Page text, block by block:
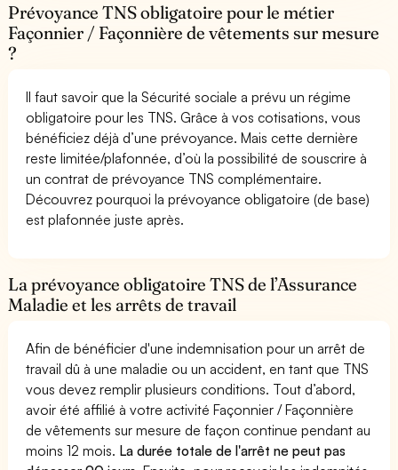
Prévoyance TNS obligatoire pour le métier
Façonnier / Façonnière de vêtements sur mesure
?
Il faut savoir que la Sécurité sociale a prévu un régime
obligatoire pour les TNS. Grâce à vos cotisations, vous
bénéficiez déjà d’une prévoyance. Mais cette dernière
reste limitée/plafonnée, d’où la possibilité de souscrire à
un contrat de prévoyance TNS complémentaire.
Découvrez pourquoi la prévoyance obligatoire (de base)
est plafonnée juste après.
La prévoyance obligatoire TNS de l’Assurance
Maladie et les arrêts de travail
Afin de bénéficier d'une indemnisation pour un arrêt de
travail dû à une maladie ou un accident, en tant que TNS
vous devez remplir plusieurs conditions. Tout d’abord,
avoir été affilié à votre activité Façonnier / Façonnière
de vêtements sur mesure de façon continue pendant au
moins 12 mois. La durée totale de l'arrêt ne peut pas